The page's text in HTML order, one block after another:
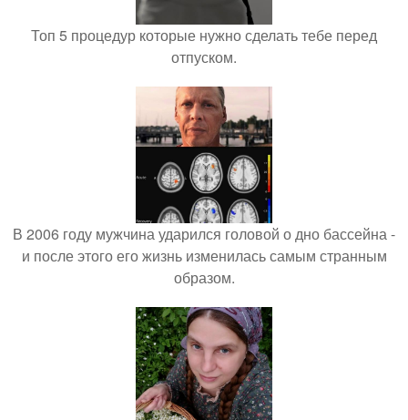
Топ 5 процедур которые нужно сделать тебе перед
отпуском.
В 2006 году мужчина ударился головой о дно бассейна -
и после этого его жизнь изменилась самым странным
образом.